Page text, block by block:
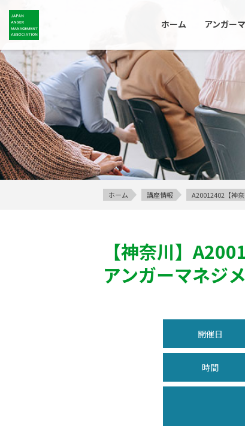
ホーム アンガー
ホーム 講座情報 A20012402【神
【神奈川】
アンガーマネジ
開催日
時間